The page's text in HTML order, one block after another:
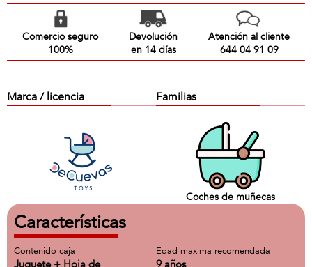
Comercio seguro
100%
Devolución
en 14 días
Atención al cliente
644 04 91 09
Marca / licencia Familias
Coches de muñecas
Características
Contenido caja
Juguete + Hoja de
Edad maxima recomendada
9 años